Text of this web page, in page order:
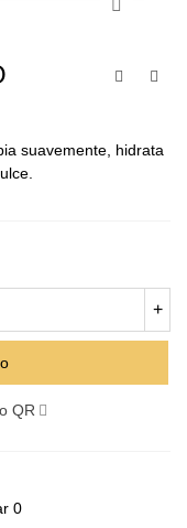
suavemente, hidrata
+
QR
0